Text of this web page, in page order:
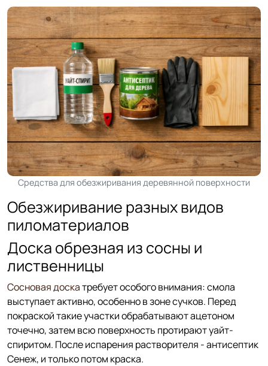
Средства для обезжиривания деревянной поверхности
Обезжиривание разных видов
пиломатериалов
Доска обрезная из сосны и
лиственницы
Сосновая доскатребует особого внимания: смола
выступает активно, особенно в зоне сучков. Перед
покраской такие участки обрабатывают ацетоном
точечно, затем всю поверхность протирают уайт-
спиритом. После испарения растворителя - антисептик
Сенеж, и только потом краска.